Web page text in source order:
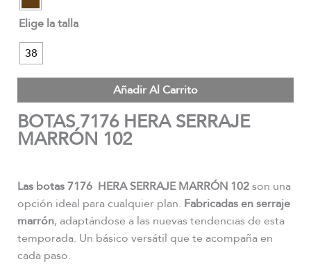
Elige la talla
38
Añadir Al Carrito
BOTAS 7176 HERA SERRAJE
MARRÓN 102
Las botas 7176 HERA SERRAJE MARRÓN 102son una
opción ideal para cualquier plan. Fabricadas en serraje
marrón, adaptándose a las nuevas tendencias de esta
temporada. Un básico versátil que te acompaña en
cada paso.